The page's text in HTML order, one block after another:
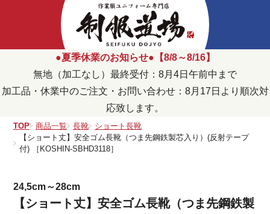
●夏季休業のお知らせ●【8/8～8/16】
無地（加工なし）最終受付：8月4日午前中まで
加工品・休業中のご注文・お問い合わせ：8月17日より順次対
応致します。
TOP 商品一覧 長靴
ショート長靴
【ショート丈】安全ゴム長靴（つま先鋼鉄製芯入り）(反射テープ
付) ［KOSHIN-SBHD3118］
24,5cm～28cm
【ショート丈】安全ゴム長靴（つま先鋼鉄製